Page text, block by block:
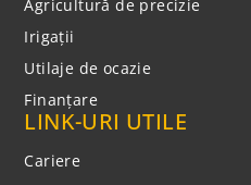
Agricultură de precizie
Irigații
Utilaje de ocazie
Finanțare
LINK-URI UTILE
Cariere